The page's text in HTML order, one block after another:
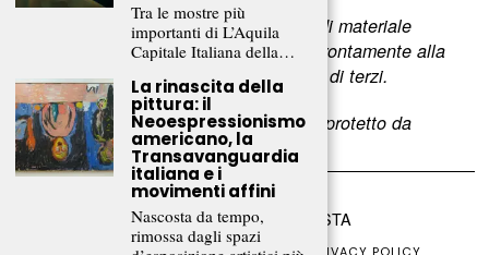
Per segnalare eventuali errori nell’uso di materiale
scriveteci e provvederemo prontamente alla
rimozione del materiale lesivo dei diritti di terzi.
L’intero contenuto di questo sito web è protetto da
copyright.
©2026FRAMMENTI RIVISTA
CHI SIAMO FR CLUB COLLABORA PRIVACY POLICY
Tra le mostre più
importanti di L’Aquila
Capitale Italiana della…
La rinascita della
pittura: il
Neoespressionismo
americano, la
Transavanguardia
italiana e i
movimenti affini
Nascosta da tempo,
rimossa dagli spazi